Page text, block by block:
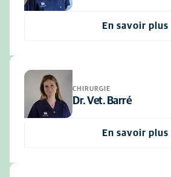
En savoir plus
CHIRURGIE
Dr. Vet. Barré
En savoir plus